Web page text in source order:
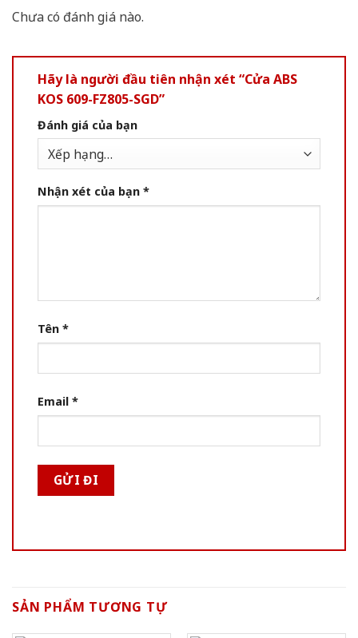
Chưa có đánh giá nào.
Hãy là người đầu tiên nhận xét “Cửa ABS
KOS 609-FZ805-SGD”
Đánh giá của bạn
Nhận xét của bạn *
Tên *
Email *
SẢN PHẨM TƯƠNG TỰ